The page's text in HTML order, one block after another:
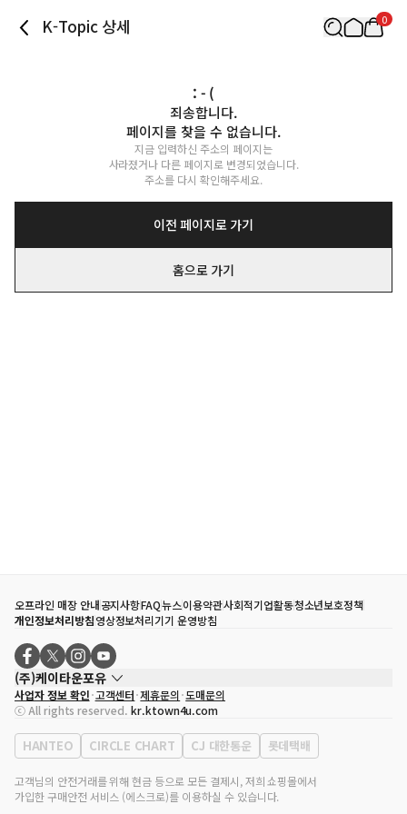
K-Topic 상세 0
: - (
죄송합니다.
페이지를 찾을 수 없습니다.
지금 입력하신 주소의 페이지는
사라졌거나 다른 페이지로 변경되었습니다.
주소를 다시 확인해주세요.
이전 페이지로 가기
홈으로 가기
오프라인 매장 안내공지사항FAQ뉴스이용약관사회적기업활동청소년보호정책
개인정보처리방침영상정보처리기기 운영방침
(주)케이타운포유
대표자
송효민
사업자등록번호
120-87-71116
통신판매업 신고번호 제2011-서울강남-02223
대표전화
02-552-9855
사업자 정보 확인 고객센터 제휴문의 도매문의
ⓒ All rights reserved. kr.ktown4u.com
HANTEO CIRCLE CHART CJ 대한통운 롯데택배
고객님의 안전거래를 위해 현금 등으로 모든 결제시, 저희 쇼핑몰에서
가입한 구매안전 서비스 (에스크로)를 이용하실 수 있습니다.